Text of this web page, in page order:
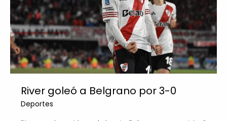
River goleó a Belgrano por 3-0
Deportes